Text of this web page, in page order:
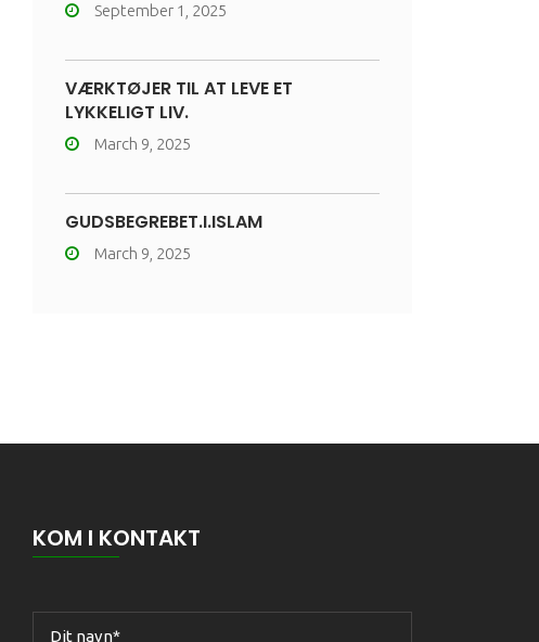
September 1, 2025
VÆRKTØJER TIL AT LEVE ET
LYKKELIGT LIV.
March 9, 2025
GUDSBEGREBET.I.ISLAM
March 9, 2025
KOM I KONTAKT